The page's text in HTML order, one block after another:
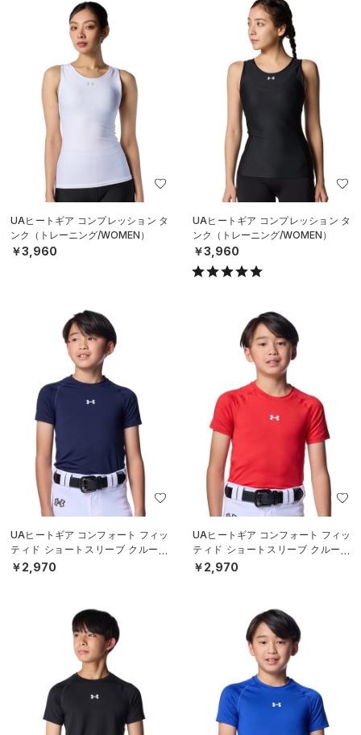
UAヒートギア コンプレッション タ
ンク（トレーニング/WOMEN）
￥3,960
UAヒートギア コンプレッション タ
ンク（トレーニング/WOMEN）
￥3,960
UAヒートギア コンフォート フィッ
ティド ショートスリーブ クルーネ
ック シャツ（ベースボール/BOY
￥2,970
UAヒートギア コンフォート フィッ
ティド ショートスリーブ クルーネ
ック シャツ（ベースボール/BOY
￥2,970